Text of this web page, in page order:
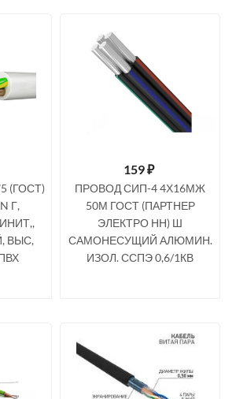
(ГОСТ)
Г,
ВЫС,
159₽
ПРОВОД СИП-4 4Х16МЖ
50М ГОСТ (ПАРТНЕР
ЭЛЕКТРО НН) Ш
САМОНЕСУЩИЙ АЛЮМИН.
ИЗОЛ. ССПЭ 0,6/1КВ